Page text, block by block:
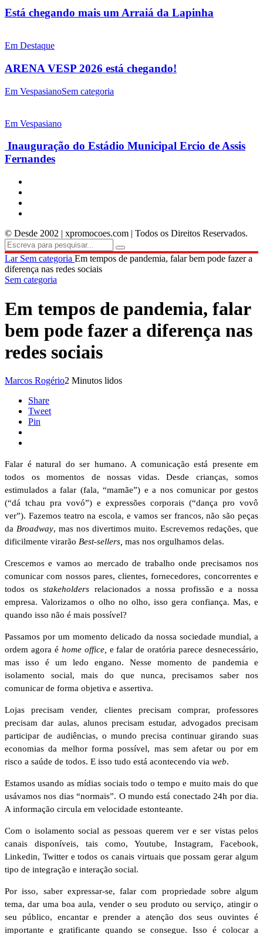
Está chegando mais um Arraiá da Lapinha
Em Destaque
ARENA VESP 2026 está chegando!
Em VespasianoSem categoria
Em Vespasiano
Inauguração do Estádio Municipal Ercio de Assis
Fernandes
© Desde 2002 | xpromocoes.com | Todos os Direitos Reservados.
Lar Sem categoria Em tempos de pandemia, falar bem pode fazer a
diferença nas redes sociais
Sem categoria
Em tempos de pandemia, falar
bem pode fazer a diferença nas
redes sociais
Marcos Rogério2 Minutos lidos
Share
Tweet
Pin
Falar é natural do ser humano. A comunicação está presente em
todos os momentos de nossas vidas. Desde crianças, somos
estimulados a falar (fala, “mamãe”) e a nos comunicar por gestos
(“dá tchau pra vovó”) e expressões corporais (“dança pro vovô
ver”). Fazemos teatro na escola, e vamos ser francos, não são peças
da Broadway, mas nos divertimos muito. Escrevemos redações, que
dificilmente virarão Best-sellers, mas nos orgulhamos delas.
Crescemos e vamos ao mercado de trabalho onde precisamos nos
comunicar com nossos pares, clientes, fornecedores, concorrentes e
todos osstakeholders relacionados a nossa profissão e a nossa
empresa. Valorizamos o olho no olho, isso gera confiança. Mas, e
quando isso não é mais possível?
Passamos por um momento delicado da nossa sociedade mundial, a
ordem agora é home office, e falar de oratória parece desnecessário,
mas isso é um ledo engano. Nesse momento de pandemia e
isolamento social, mais do que nunca, precisamos saber nos
comunicar de forma objetiva e assertiva.
Lojas precisam vender, clientes precisam comprar, professores
precisam dar aulas, alunos precisam estudar, advogados precisam
participar de audiências, o mundo precisa continuar girando suas
economias da melhor forma possível, mas sem afetar ou por em
risco a saúde de todos. E isso tudo está acontecendo via web.
Estamos usando as mídias sociais todo o tempo e muito mais do que
usávamos nos dias “normais”. O mundo está conectado 24h por dia.
A informação circula em velocidade estonteante.
Com o isolamento social as pessoas querem ver e ser vistas pelos
canais disponíveis, tais como, Youtube, Instagram, Facebook,
Linkedin, Twitter e todos os canais virtuais que possam gerar algum
tipo de integração e interação social.
Por isso, saber expressar-se, falar com propriedade sobre algum
tema, dar uma boa aula, vender o seu produto ou serviço, atingir o
seu público, encantar e prender a atenção dos seus ouvintes é
importante e gratificante quando se consegue. Isso é colocar a